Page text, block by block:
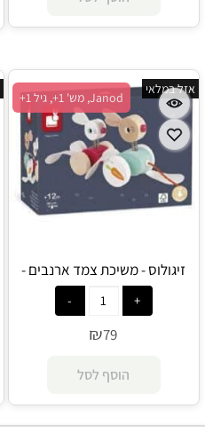
Janod, מש' 1+, גיל 1+
אזל במלאי
זיגולוס - משיכת צמד ארנבים -
Janod
₪79
הוסף לסל